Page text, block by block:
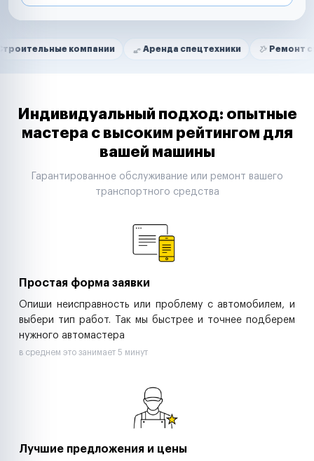
Нам доверяют
компании Аренда спецтехники Ремонт
Маркетплейсы
Таксопарки
Автодилеры
Строительные компании
Аренда спецтехники
Индивидуальный подход: опытные
мастера с высоким рейтингом для
вашей машины
Гарантированное обслуживание или ремонт вашего
транспортного средства
Простая форма заявки
Опиши неисправность или проблему с автомобилем, и
выбери тип работ. Так мы быстрее и точнее подберем
нужного автомастера
в среднем это занимает 5 минут
Лучшие предложения и цены